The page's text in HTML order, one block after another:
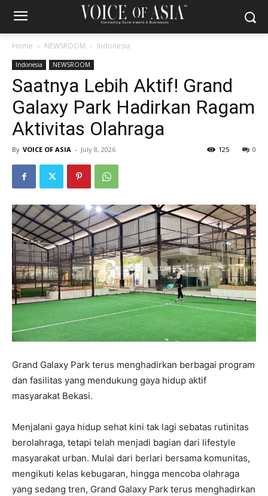
Home NEWSROOM Indonesia
Indonesia NEWSROOM
Saatnya Lebih Aktif! Grand
Galaxy Park Hadirkan Ragam
Aktivitas Olahraga
By VOICE OF ASIA - July 8, 2026 0
125
Grand Galaxy Park terus menghadirkan berbagai program
dan fasilitas yang mendukung gaya hidup aktif
masyarakat Bekasi.
Menjalani gaya hidup sehat kini tak lagi sebatas rutinitas
berolahraga, tetapi telah menjadi bagian dari lifestyle
masyarakat urban. Mulai dari berlari bersama komunitas,
mengikuti kelas kebugaran, hingga mencoba olahraga
yang sedang tren, Grand Galaxy Park terus menghadirkan